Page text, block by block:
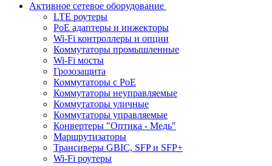
Активное сетевое оборудование
LTE роутеры
PoE адаптеры и инжекторы
Wi-Fi контроллеры и опции
Коммутаторы промышленные
Wi-Fi мосты
Грозозащита
Коммутаторы c PoE
Коммутаторы неуправляемые
Коммутаторы уличные
Коммутаторы управляемые
Конвертеры "Оптика - Медь"
Маршрутизаторы
Трансиверы GBIC, SFP и SFP+
Wi-Fi роутеры